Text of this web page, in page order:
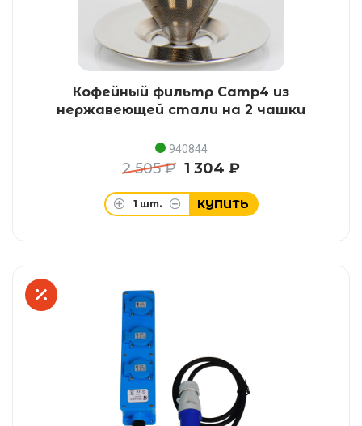
Кофейный фильтр Camp4 из
нержавеющей стали на 2 чашки
940844
2 505 ₽ 1 304 ₽
1 шт. КУПИТЬ